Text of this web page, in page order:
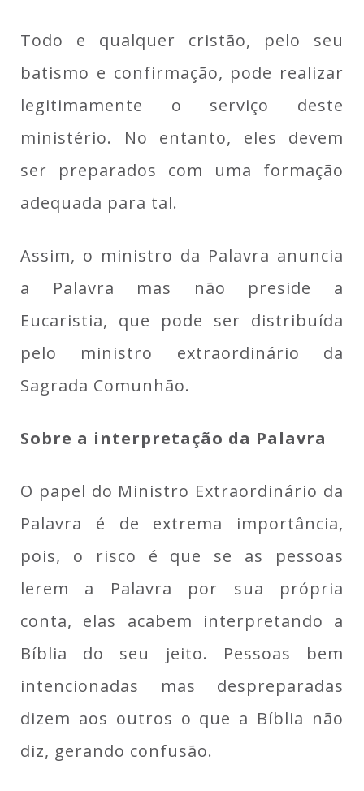
Todo e qualquer cristão, pelo seu
batismo e confirmação, pode realizar
legitimamente o serviço deste
ministério. No entanto, eles devem
ser preparados com uma formação
adequada para tal.
Assim, o ministro da Palavra anuncia
a Palavra mas não preside a
Eucaristia, que pode ser distribuída
pelo ministro extraordinário da
Sagrada Comunhão.
Sobre a interpretação da Palavra
O papel do Ministro Extraordinário da
Palavra é de extrema importância,
pois, o risco é que se as pessoas
lerem a Palavra por sua própria
conta, elas acabem interpretando a
Bíblia do seu jeito. Pessoas bem
intencionadas mas despreparadas
dizem aos outros o que a Bíblia não
diz, gerando confusão.